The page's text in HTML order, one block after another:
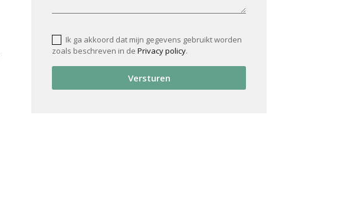
Ik ga akkoord dat mijn gegevens gebruikt worden
zoals beschreven in dePrivacy policy.
Versturen